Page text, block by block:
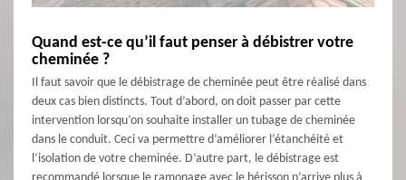
Quand est-ce qu’il faut penser à débistrer votre
cheminée ?
Il faut savoir que le débistrage de cheminée peut être réalisé dans
deux cas bien distincts. Tout d’abord, on doit passer par cette
intervention lorsqu’on souhaite installer un tubage de cheminée
dans le conduit. Ceci va permettre d’améliorer l’étanchéité et
l’isolation de votre cheminée. D’autre part, le débistrage est